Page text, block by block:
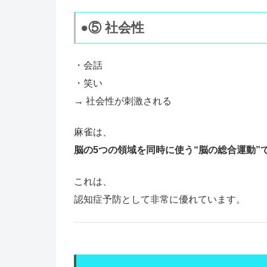
●⑤ 社会性
・会話
・笑い
→ 社会性が刺激される
麻雀は、
脳の5つの領域を同時に使う“脳の総合運動”
これは、
認知症予防として非常に優れています。